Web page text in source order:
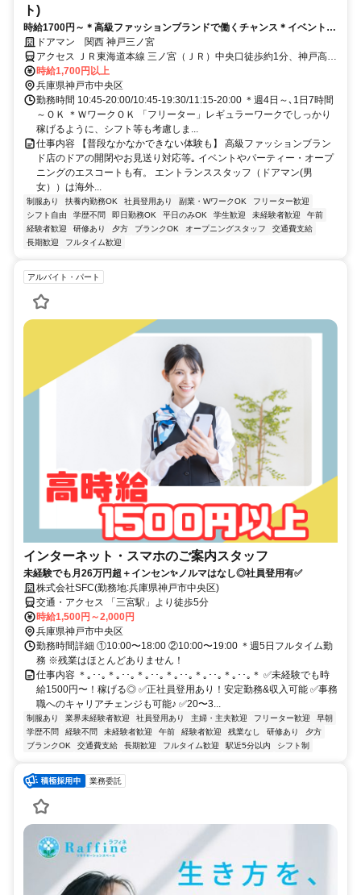
ト)
時給1700円～＊高級ファッションブランドで働くチャンス＊イベント等
普段なかなかできない体験も
ドアマン 関西 神戸三ノ宮
アクセス ＪＲ東海道本線 三ノ宮（ＪＲ）中央口徒歩約1分、神戸高速
鉄道東西線 神戸三宮〔阪急線〕東口徒歩約2分、阪神本線/阪神なんば
線 神戸三宮〔阪神線〕西口徒歩約4分 三ノ宮・神戸三宮の高級ファッ
ションブランド店
時給1,700円以上
兵庫県神戸市中央区
勤務時間 10:45-20:00/10:45-19:30/11:15-20:00 ＊週4日～､1日7時間
～ＯＫ ＊ＷワークＯＫ 「フリーター」レギュラーワークでしっかり
稼げるように、シフト等も考慮しま...
仕事内容 【普段なかなかできない体験も】 高級ファッションブラン
ド店のドアの開閉やお見送り対応等｡ イベントやパーティー・オープ
ニングのエスコートも有。 エントランススタッフ（ドアマン(男
女））は海外...
制服あり 扶養内勤務OK 社員登用あり 副業・WワークOK
フリーター歓迎
シフト自由
学歴不問 即日勤務OK 平日のみOK 学生歓迎 未経験者歓迎
午前
経験者歓迎
研修あり 夕方 ブランクOK オープニングスタッフ
交通費支給
長期歓迎
フルタイム歓迎
アルバイト・パート
インターネット・スマホのご案内スタッフ
未経験でも月26万円超＋インセン✨ノルマはなし◎社員登用有✅
株式会社SFC(勤務地:兵庫県神戸市中央区)
交通・アクセス 「三宮駅」より徒歩5分
時給1,500円～2,000円
兵庫県神戸市中央区
勤務時間詳細 ①10:00〜18:00 ②10:00〜19:00 ＊週5日フルタイム勤
務 ※残業はほとんどありません！
仕事内容 ＊｡･･｡＊｡･･｡＊｡･･｡＊｡･･｡＊｡･･｡＊｡･･｡＊ ✅未経験でも時
給1500円〜！稼げる◎ ✅正社員登用あり！安定勤務&収入可能 ✅事務
職へのキャリアチェンジも可能♪ ✅20〜3...
制服あり 業界未経験者歓迎 社員登用あり 主婦・主夫歓迎 フリーター歓迎
早朝
学歴不問
経験不問 未経験者歓迎 午前 経験者歓迎 残業なし 研修あり
夕方
ブランクOK
交通費支給 長期歓迎 フルタイム歓迎 駅近5分以内 シフト制
業務委託